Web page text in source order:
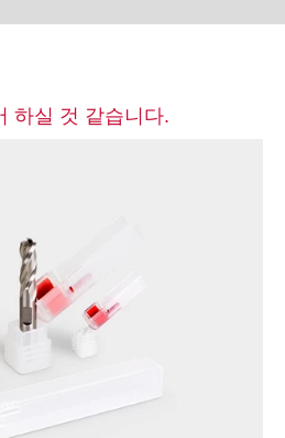
하실 것 같습니다.